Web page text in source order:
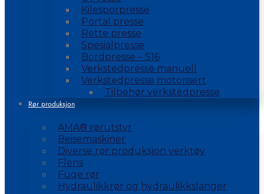
Kilesporpresse
Portal presse
Rette presse
Spesialpresse
Bordpresse – S16
Verkstedpresse manuell
Verkstedpresse motorisert
Tilbehør verkstedpresse
Rør produksjon
AMA® rørutstyr
Beisemaskiner
Diverse rør produksjon verktøy
Flens
Fuge rør
Hydraulikkrør og hydraulikkslanger